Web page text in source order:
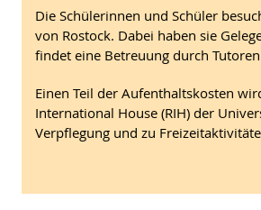
Die Schülerinnen und Schüler
von Rostock. Dabei haben sie
findet eine Betreuung durch
Einen Teil der Aufenthaltskosten
International House (RIH) der
Verpflegung und zu